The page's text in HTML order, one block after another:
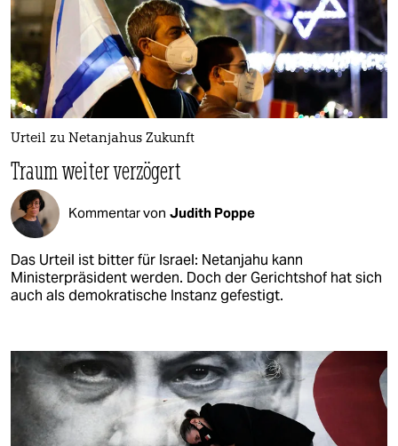
Urteil zu Netanjahus Zukunft
Traum weiter verzögert
Kommentar von Judith Poppe
Das Urteil ist bitter für Israel: Netanjahu kann
Ministerpräsident werden. Doch der Gerichtshof hat sich
auch als demokratische Instanz gefestigt.